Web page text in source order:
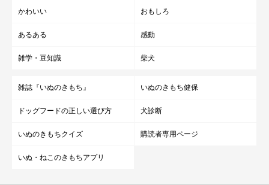
かわいい おもしろ
あるある 感動
雑学・豆知識 柴犬
雑誌『いぬのきもち』 いぬのきもち健保
ドッグフードの正しい選び方 犬診断
いぬのきもちクイズ 購読者専用ページ
いぬ・ねこのきもちアプリ